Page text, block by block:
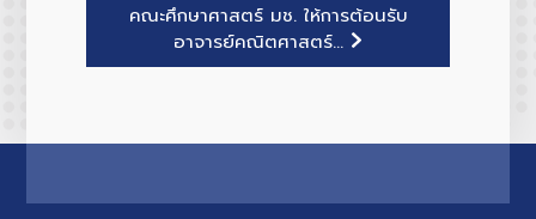
คณะศึกษาศาสตร์ มช. ให้การต้อนรับ
อาจารย์คณิตศาสตร์...